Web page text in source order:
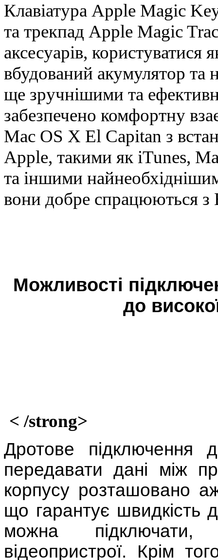
Клавіатура Apple Magic
та трекпад Apple Magic
аксесуарів,
вбудований акумулятор та
ще зручнішими та
забезпечено комфортну
Mac OS X El Capitan з
Apple, такими як iTunes,
та іншими
вони добре спрацюються
Можливості
до
< /strong>
Дротове підключення
передавати дані між
корпусу розташовано
що гарантує швидкість
можна
відеопристрої. Крім